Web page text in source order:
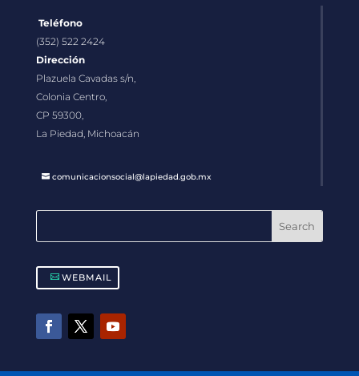
Teléfono
(352) 522 2424
Dirección
Plazuela Cavadas s/n,
Colonia Centro,
CP 59300,
La Piedad, Michoacán
comunicacionsocial@lapiedad.gob.mx
WEBMAIL